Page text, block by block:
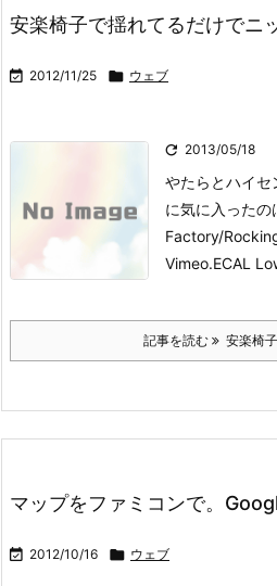
安楽椅子で揺れてるだけでニ
 2012/11/25  ウェブ
 2013/05/18
やたらとハイ
に気に入ったの
Factory/
Vimeo.ECAL
記事を読む 安楽椅
マップをファミコンで。
 2012/10/16  ウェブ